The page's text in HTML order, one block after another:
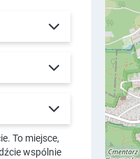
To miejsce,
wspólnie